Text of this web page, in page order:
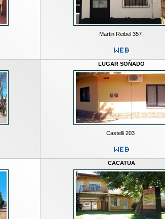
Martin Reibel 357
LUGAR SOÑADO
Castelli 203
CACATUA